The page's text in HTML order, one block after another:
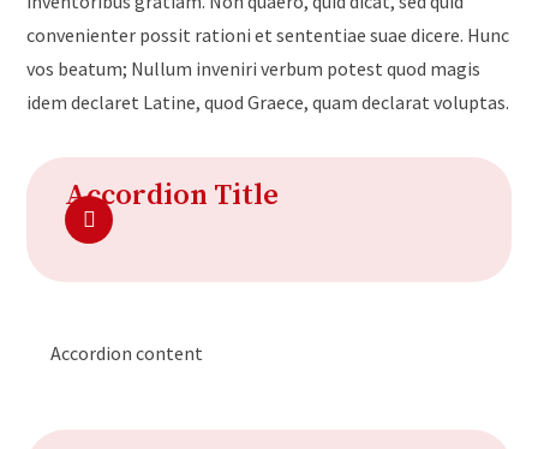
convenienter possit rationi et sententiae suae dicere. Hunc
vos beatum; Nullum inveniri verbum potest quod magis
idem declaret Latine, quod Graece, quam declarat voluptas.
Accordion Title
Accordion content